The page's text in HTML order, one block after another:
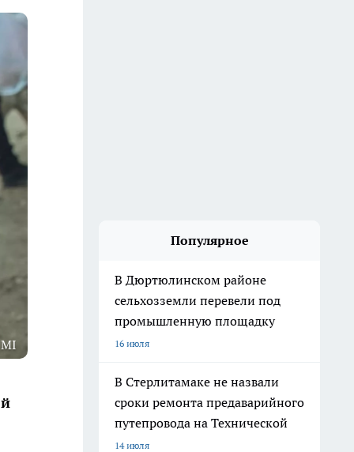
Популярное
В Дюртюлинском районе
сельхозземли перевели под
промышленную площадку
16 июля
В Стерлитамаке не назвали
сроки ремонта предаварийного
путепровода на Технической
14 июля